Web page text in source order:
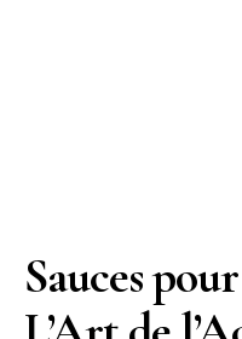
Sauces